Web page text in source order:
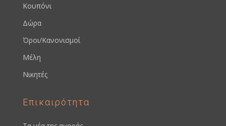
Κουπόνι
Δώρα
Όροι/Κανονισμοί
Μέλη
Νικητές
Επικαιρότητα